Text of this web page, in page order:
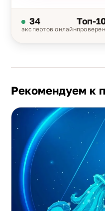
34
экспертов онлайн
Топ-
Рекомендуем к